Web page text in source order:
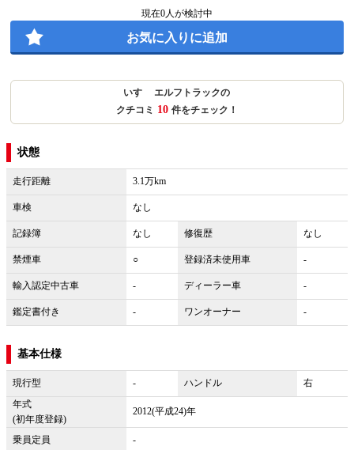
現在0人が検討中
お気に入りに追加
いすゞ エルフトラックの
クチコミ 10 件をチェック！
状態
走行距離 3.1万km
車検 なし
記録簿 なし 修復歴 なし
禁煙車 ○ 登録済未使用車 -
輸入認定中古車 - ディーラー車 -
鑑定書付き - ワンオーナー -
基本仕様
現行型 - ハンドル
右
年式
(初年度登録)
2012(平成24)年
乗員定員 -